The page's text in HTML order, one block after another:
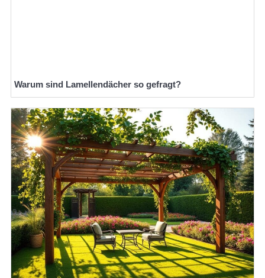
Warum sind Lamellendächer so gefragt?